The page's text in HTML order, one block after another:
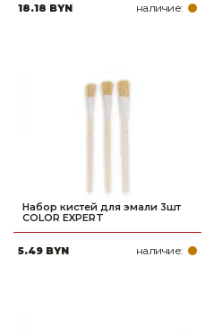
18.18 BYN наличие:
Набор кистей для эмали 3шт
COLOR EXPERT
5.49 BYN наличие: